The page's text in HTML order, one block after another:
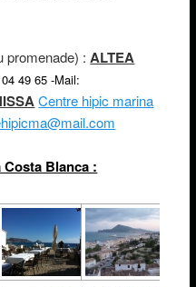
promenade) : ALTEA
49 65-Mail:
Centre hipic marina
Blanca :